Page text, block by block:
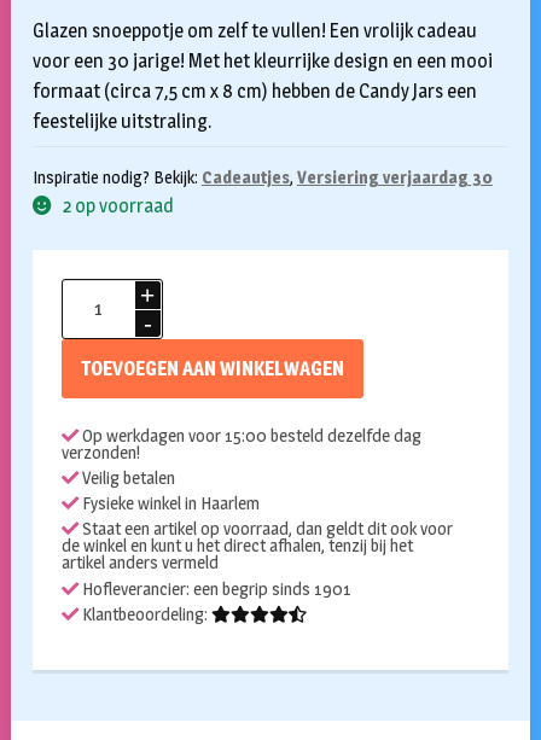
Glazen snoeppotje om zelf te vullen! Een vrolijk cadeau
voor een 30 jarige! Met het kleurrijke design en een mooi
formaat (circa 7,5 cm x 8 cm) hebben de Candy Jars een
feestelijke uitstraling.
Inspiratie nodig? Bekijk: Cadeautjes, Versiering verjaardag 30
2 op voorraad
aantal
TOEVOEGEN AAN WINKELWAGEN
Op werkdagen voor 15:00 besteld dezelfde dag
verzonden!
Veilig betalen
Fysieke winkel in Haarlem
Staat een artikel op voorraad, dan geldt dit ook voor
de winkel en kunt u het direct afhalen, tenzij bij het
artikel anders vermeld
Hofleverancier: een begrip sinds 1901
Klantbeoordeling: